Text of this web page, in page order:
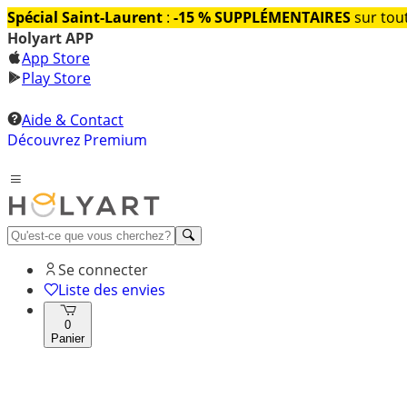
Spécial Saint-Laurent : -15 % SUPPLÉMENTAIRESsur
Holyart APP
App Store
Play Store
Aide & Contact
Découvrez Premium
Se connecter
Liste des envies
0
Panier